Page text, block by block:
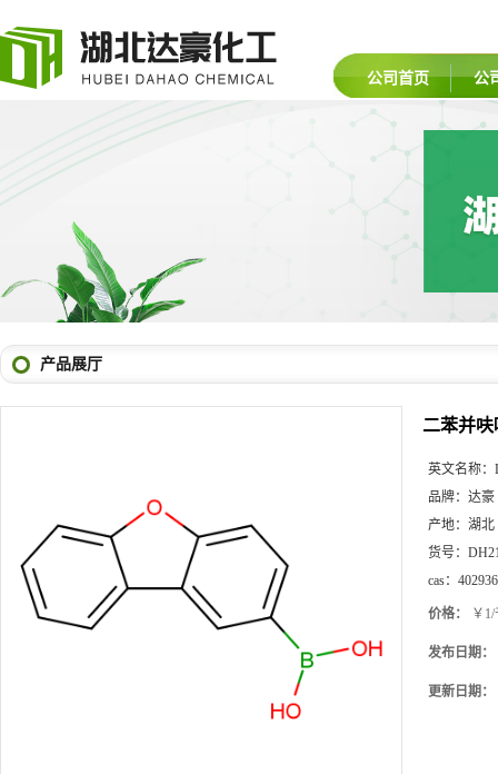
公司首页 公
产品展厅
二苯并呋
英文名称：
品牌： 达豪
产地： 湖北
货号：
cas：
价格： ￥
发布日期：
更新日期：